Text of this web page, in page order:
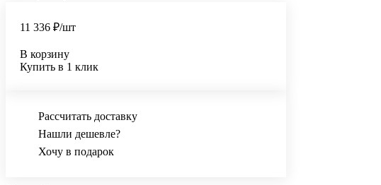
11 336 ₽/шт
В корзину
Купить в 1 клик
Рассчитать доставку
Нашли дешевле?
Хочу в подарок